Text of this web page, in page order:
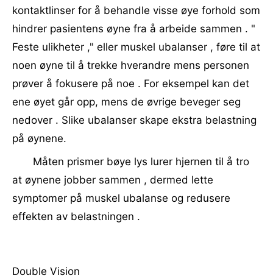
kontaktlinser for å behandle visse øye forhold som
hindrer pasientens øyne fra å arbeide sammen . "
Feste ulikheter ," eller muskel ubalanser , føre til at
noen øyne til å trekke hverandre mens personen
prøver å fokusere på noe . For eksempel kan det
ene øyet går opp, mens de øvrige beveger seg
nedover . Slike ubalanser skape ekstra belastning
på øynene.
Måten prismer bøye lys lurer hjernen til å tro
at øynene jobber sammen , dermed lette
symptomer på muskel ubalanse og redusere
effekten av belastningen .
Double Vision